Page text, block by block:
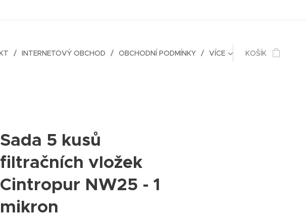
INTERNETOVÝ OBCHOD OBCHODNÍ PODMÍNKY VÍCE KOŠÍK
Sada 5 kusů
filtračních vložek
Cintropur NW25 - 1
mikron